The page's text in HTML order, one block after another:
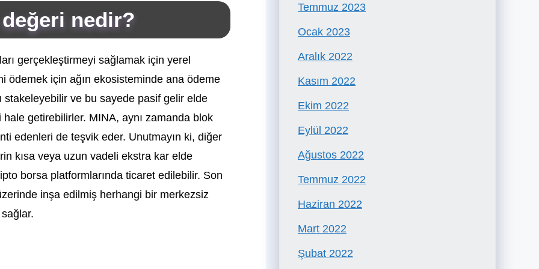
nedir?
gerçekleştirmeyi sağlamak için yerel
ödemek için ağın ekosisteminde ana ödeme
stakeleyebilir ve bu sayede pasif gelir elde
getirebilirler. MINA, aynı zamanda blok
edenleri de teşvik eder. Unutmayın ki, diğer
kısa veya uzun vadeli ekstra kar elde
borsa platformlarında ticaret edilebilir. Son
inşa edilmiş herhangi bir merkezsiz
Temmuz 2023
Ocak 2023
Aralık 2022
Kasım 2022
Ekim 2022
Eylül 2022
Ağustos 2022
Temmuz 2022
Haziran 2022
Mart 2022
Şubat 2022